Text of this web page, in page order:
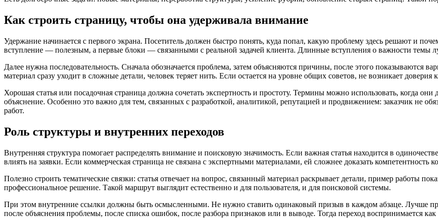
Как строить страницу, чтобы она удерживала внимание
Удержание начинается с первого экрана. Посетитель должен быстро понять, куда попал, какую проблему здесь решают и
вступление — полезным, а первые блоки — связанными с реальной задачей клиента. Длинные вступления о важности темы
Далее нужна последовательность. Сначала обозначается проблема, затем объясняются причины, после этого
материал сразу уходит в сложные детали, человек теряет нить. Если остается на уровне общих советов, не возникает доверия
Хорошая статья или посадочная страница должна сочетать экспертность и простоту. Термины можно использовать, когда
объяснение. Особенно это важно для тем, связанных с разработкой, аналитикой, репутацией и продвижением: заказчик не
работ.
Роль структуры и внутренних переходов
Внутренняя структура помогает распределять внимание и поисковую значимость. Если важная статья находится в
влиять на заявки. Если коммерческая страница не связана с экспертными материалами, ей сложнее доказать компетентность
Полезно строить тематические связки: статья отвечает на вопрос, связанный материал раскрывает детали, пример работы
профессиональное решение. Такой маршрут выглядит естественно и для пользователя, и для поисковой системы.
При этом внутренние ссылки должны быть осмысленными. Не нужно ставить одинаковый призыв в каждом абзаце. Лучше
после объяснения проблемы, после списка ошибок, после разбора признаков или в выводе. Тогда переход воспринимается